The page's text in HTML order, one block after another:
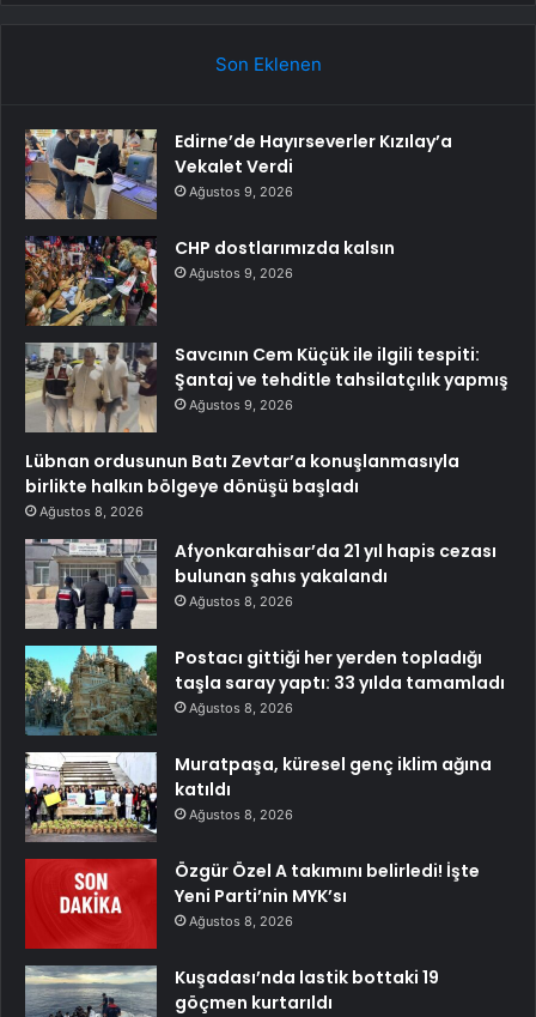
Son Eklenen
Edirne’de Hayırseverler Kızılay’a
Vekalet Verdi
Ağustos 9, 2026
CHP dostlarımızda kalsın
Ağustos 9, 2026
Savcının Cem Küçük ile ilgili tespiti:
Şantaj ve tehditle tahsilatçılık yapmış
Ağustos 9, 2026
Lübnan ordusunun Batı Zevtar’a konuşlanmasıyla
birlikte halkın bölgeye dönüşü başladı
Ağustos 8, 2026
Afyonkarahisar’da 21 yıl hapis cezası
bulunan şahıs yakalandı
Ağustos 8, 2026
Postacı gittiği her yerden topladığı
taşla saray yaptı: 33 yılda tamamladı
Ağustos 8, 2026
Muratpaşa, küresel genç iklim ağına
katıldı
Ağustos 8, 2026
Özgür Özel A takımını belirledi! İşte
Yeni Parti’nin MYK’sı
Ağustos 8, 2026
Kuşadası’nda lastik bottaki 19
göçmen kurtarıldı